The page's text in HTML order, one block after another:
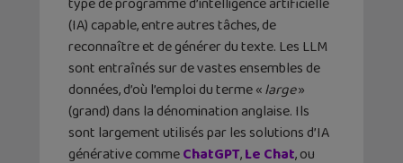
(IA) capable, entre autres tâches, de
reconnaître et de générer du texte. Les LLM
sont entraînés sur de vastes ensembles de
données, d’où l’emploi du terme «large»
(grand) dans la dénomination anglaise. Ils
sont largement utilisés par les solutions d’IA
générative commeChatGPT,Le Chat, ou